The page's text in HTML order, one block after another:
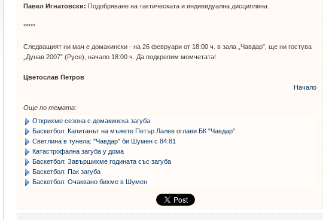
Павел Игнатовски: Подобряване на тактическата и индивидуална дисциплина.
*****
Следващият ни мач е домакински - на 26 февруари от 18:00 ч. в зала „Чавдар”, ще ни гостува
„Дунав 2007” (Русе), начало 18:00 ч. Да подкрепим момчетата!
Цветослав Петров
Начало
Още по темата:
Открихме сезона с домакинска загуба
Баскетбол: Капитанът на мъжете Петър Лалев оглави БК "Чавдар"
Светлина в тунела: "Чавдар" би Шумен с 84:81
Катастрофална загуба у дома
Баскетбол: Завършихме годината със загуба
Баскетбол: Пак загуба
Баскетбол: Очаквано бихме в Шумен